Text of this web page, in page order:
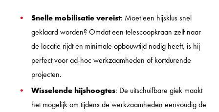
Snelle mobilisatie vereist: Moet een hijsklus snel
geklaard worden? Omdat een telescoopkraan zelf naar
de locatie rijdt en minimale opbouwtijd nodig heeft, is hij
perfect voor ad-hoc werkzaamheden of kortdurende
projecten.
Wisselende hijshoogtes: De uitschuifbare giek maakt
het mogelijk om tijdens de werkzaamheden eenvoudig de